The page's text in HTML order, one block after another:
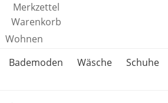
Merkzettel
Warenkorb
Wohnen
Bademoden Wäsche Schuhe